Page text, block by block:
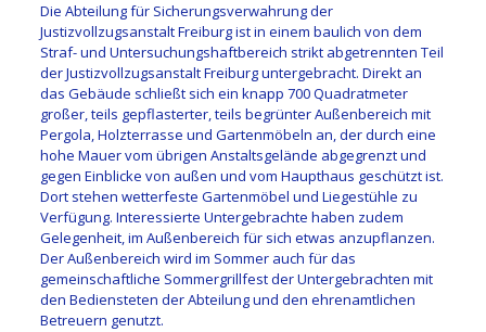
Die Abteilung für Sicherungsverwahrung der
Justizvollzugsanstalt Freiburg ist in einem baulich von dem
Straf- und Untersuchungshaftbereich strikt abgetrennten Teil
der Justizvollzugsanstalt Freiburg untergebracht. Direkt an
das Gebäude schließt sich ein knapp 700 Quadratmeter
großer, teils gepflasterter, teils begrünter Außenbereich mit
Pergola, Holzterrasse und Gartenmöbeln an, der durch eine
hohe Mauer vom übrigen Anstaltsgelände abgegrenzt und
gegen Einblicke von außen und vom Haupthaus geschützt ist.
Dort stehen wetterfeste Gartenmöbel und Liegestühle zu
Verfügung. Interessierte Untergebrachte haben zudem
Gelegenheit, im Außenbereich für sich etwas anzupflanzen.
Der Außenbereich wird im Sommer auch für das
gemeinschaftliche Sommergrillfest der Untergebrachten mit
den Bediensteten der Abteilung und den ehrenamtlichen
Betreuern genutzt.